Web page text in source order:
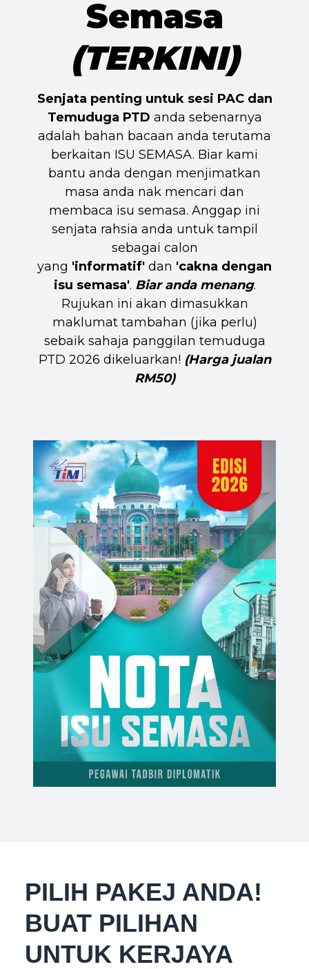
Semasa
(TERKINI)
Senjata penting untuk sesi PAC dan
Temuduga PTD anda sebenarnya
adalah bahan bacaan anda terutama
berkaitan ISU SEMASA. Biar kami
bantu anda dengan menjimatkan
masa anda nak mencari dan
membaca isu semasa. Anggap ini
senjata rahsia anda untuk tampil
sebagai calon
yang 'informatif' dan 'cakna dengan
isu semasa'. Biar anda menang.
Rujukan ini akan dimasukkan
maklumat tambahan (jika perlu)
sebaik sahaja panggilan temuduga
PTD 2026 dikeluarkan! (Harga jualan
RM50)
PILIH PAKEJ ANDA!
BUAT PILIHAN
UNTUK KERJAYA